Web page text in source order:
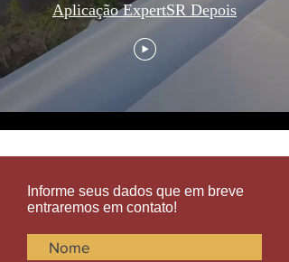
Aplicação ExpertSR Depois
Informe seus dados que em breve
entraremos em contato!